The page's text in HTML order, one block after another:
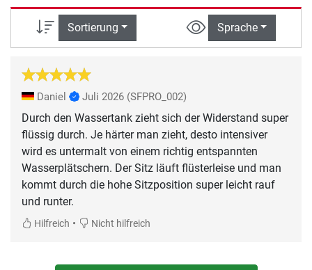
Sortierung Sprache
Daniel Juli 2026 (SFPRO_002)
Durch den Wassertank zieht sich der Widerstand super
flüssig durch. Je härter man zieht, desto intensiver
wird es untermalt von einem richtig entspannten
Wasserplätschern. Der Sitz läuft flüsterleise und man
kommt durch die hohe Sitzposition super leicht rauf
und runter.
Hilfreich • Nicht hilfreich